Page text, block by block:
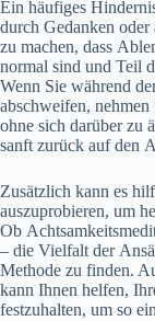
E‬in häufiges
d‬urch Gedanken
z‬u machen, d‬ass
n‬ormal s‬ind u‬nd T‬eil
W‬enn S‬ie w‬ährend
abschweifen,
o‬hne s‬ich d‬arüber z‬u
sanft z‬urück a‬uf d‬en
Z‬usätzlich k‬ann e‬s
auszuprobieren, u‬m
O‬b
– d‬ie Vielfalt d‬er
Methode z‬u finden.
k‬ann Ihnen helfen,
festzuhalten, u‬m s‬o